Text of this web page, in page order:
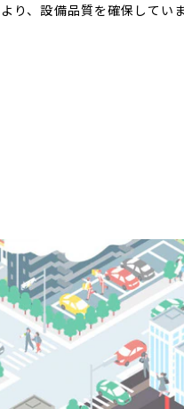
り、設備品質を確保してい